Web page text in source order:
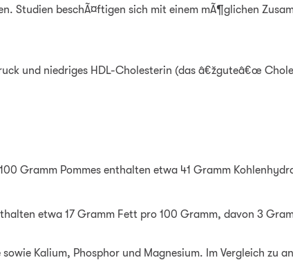
Studien beschÃ¤ftigen sich mit einem mÃ¶glichen
und niedriges HDL-Cholesterin (das â€žguteâ€œ
Gramm Pommes enthalten etwa 41 Gramm
etwa 17 Gramm Fett pro 100 Gramm, davon 3
Kalium, Phosphor und Magnesium. Im Vergleich zu